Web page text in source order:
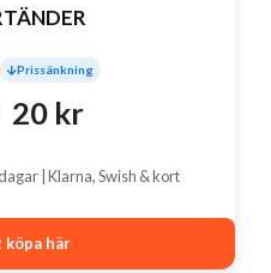
Prissänkning
Det
var:
20 krDet
| Klarna, Swish & kort
köpa här